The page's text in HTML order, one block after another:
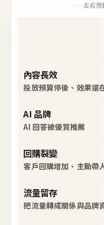
左右滑
內容長效
投放預算停後、效果還
AI 品牌
AI 回答被優質推薦
回購裂變
客戶回購增加、主動帶
流量留存
把流量轉成關係與品牌